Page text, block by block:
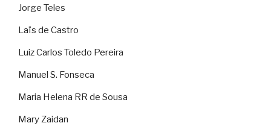
Jorge Teles
Laïs de Castro
Luiz Carlos Toledo Pereira
Manuel S. Fonseca
Maria Helena RR de Sousa
Mary Zaidan